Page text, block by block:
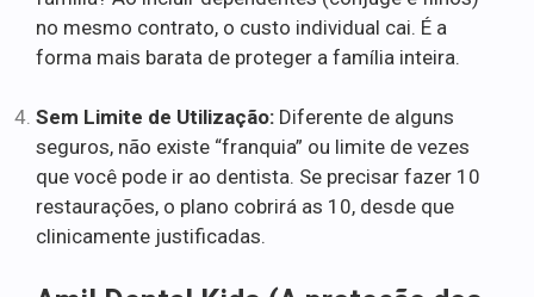
no mesmo contrato, o custo individual cai. É a
forma mais barata de proteger a família inteira.
Sem Limite de Utilização: Diferente de alguns
seguros, não existe “franquia” ou limite de vezes
que você pode ir ao dentista. Se precisar fazer 10
restaurações, o plano cobrirá as 10, desde que
clinicamente justificadas.